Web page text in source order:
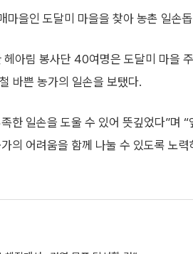
마을인 도달미 마을을 찾아 농촌 일손
아림 봉사단 40여명은 도달미 마을
바쁜 농가의 일손을 보탰다.
한 일손을 도울 수 있어 뜻깊었다”며 “
의 어려움을 함께 나눌 수 있도록 노력